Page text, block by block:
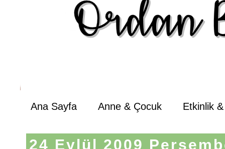
Ana Sayfa Anne & Çocuk Etkinlik
24 Eylül 2009